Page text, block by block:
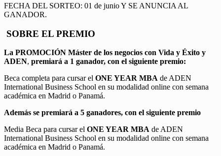
FECHA DEL SORTEO: 01 de junio Y SE ANUNCIA AL
GANADOR.
SOBRE EL PREMIO
La PROMOCIÓN Máster de los negocios con Vida y Éxito y
ADEN, premiará a 1 ganador, con el siguiente premio:
Beca completa para cursar el ONE YEAR MBA de ADEN
International Business School en su modalidad online con semana
académica en Madrid o Panamá.
Además se premiará a 5 ganadores, con el siguiente premio
Media Beca para cursar el ONE YEAR MBA de ADEN
International Business School en su modalidad online con semana
académica en Madrid o Panamá.